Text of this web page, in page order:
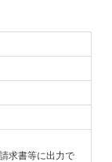
求書等に出力で